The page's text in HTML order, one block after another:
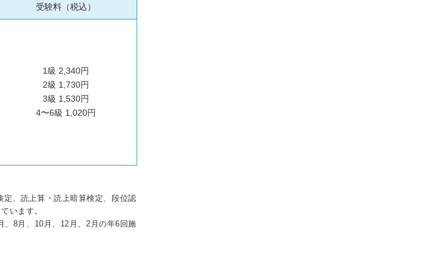
受験料（税込）
1級 2,340円
2級 1,730円
3級 1,530円
4〜6級 1,020円
、読上算・読上暗算検定、段位認
います。
8月、10月、12月、2月の年6回施